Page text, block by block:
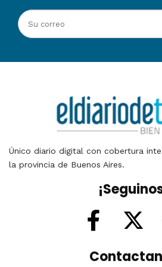
Único diario digital con cobertura
la provincia de Buenos Aires.